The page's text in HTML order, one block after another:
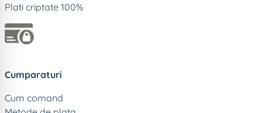
Plati criptate 100%
Cumparaturi
Cum comand